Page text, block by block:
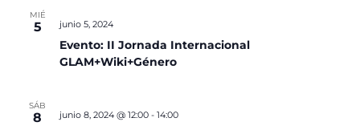
MIÉ
5
Evento: II Jornada Internacional
GLAM+Wiki+Género
junio 5, 2024
SÁB
8 junio 8, 2024 @ 12:00- 14:00